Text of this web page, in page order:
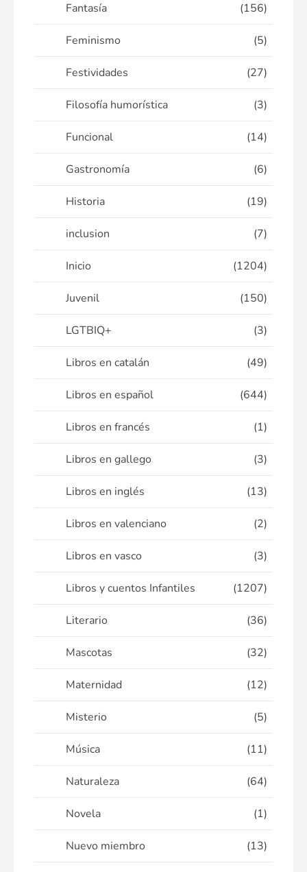
Fantasía (156)
Feminismo (5)
Festividades (27)
Filosofía humorística (3)
Funcional (14)
Gastronomía (6)
Historia (19)
inclusion (7)
Inicio (1204)
Juvenil (150)
LGTBIQ+ (3)
Libros en catalán (49)
Libros en español (644)
Libros en francés (1)
Libros en gallego (3)
Libros en inglés (13)
Libros en valenciano (2)
Libros en vasco (3)
Libros y cuentos Infantiles (1207)
Literario (36)
Mascotas (32)
Maternidad (12)
Misterio (5)
Música (11)
Naturaleza (64)
Novela (1)
Nuevo miembro (13)